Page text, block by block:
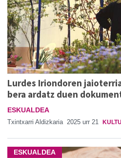
Lurdes Iriondoren
bera ardatz duen
ESKUALDEA
Txintxarri Aldizkaria 2025 urr 21
ESKUALDEA